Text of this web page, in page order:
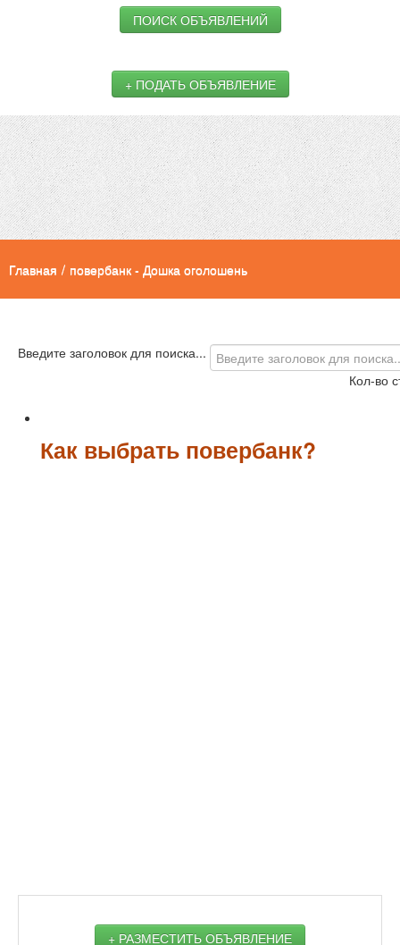
ПОИСК ОБЪЯВЛЕНИЙ
+ ПОДАТЬ ОБЪЯВЛЕНИЕ
Главная / повербанк - Дошка оголошень
Введите заголовок для поиска...
Кол-во
Как выбрать повербанк?
+ РАЗМЕСТИТЬ ОБЪЯВЛЕНИЕ